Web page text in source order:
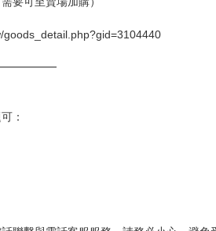
週五出貨
週四出貨
２圈）＋ＰＥ破壞袋（快遞袋）
４～５圈）＋ＰＥ破壞袋（快遞袋）
圈）＋紙箱出貨
要可至賣場加購）